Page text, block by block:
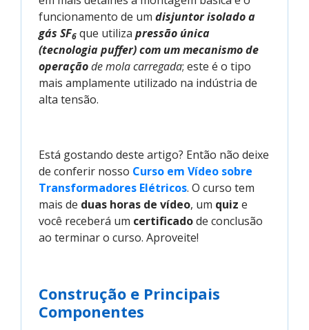
funcionamento de um disjuntor isolado a
gás SF6 que utiliza pressão única
(tecnologia puffer) com um mecanismo de
operaçãode mola carregada; este é o tipo
mais amplamente utilizado na indústria de
alta tensão.
Está gostando deste artigo? Então não deixe
de conferir nosso Curso em Vídeo sobre
Transformadores Elétricos. O curso tem
mais de duas horas de vídeo, um quiz e
você receberá um certificadode conclusão
ao terminar o curso. Aproveite!
Construção e Principais
Componentes